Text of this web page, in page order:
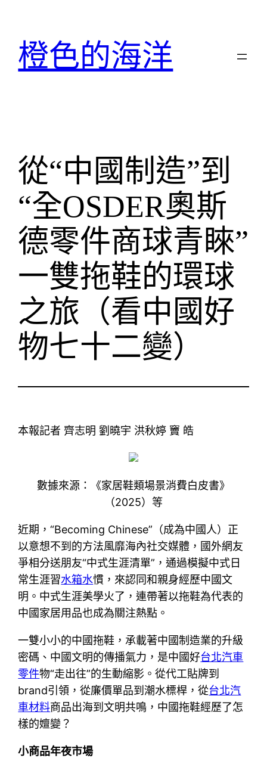
橙色的海洋
從“中國制造”到
“全OSDER奧斯
德零件商球青睞”
一雙拖鞋的環球
之旅（看中國好
物七十二變）
本報記者 齊志明 劉曉宇 洪秋婷 竇 皓
數據來源：《家居鞋類場景消費白皮書》
（2025）等
近期，“Becoming Chinese”（成為中國人）正
以意想不到的方法風靡海內社交媒體，國外網友
爭相分送朋友“中式生涯清單”，通過模擬中式日
常生涯習水箱水慣，來認同和親身經歷中國文
明。中式生涯美學火了，連帶著以拖鞋為代表的
中國家居用品也成為關注熱點。
一雙小小的中國拖鞋，承載著中國制造業的升級
密碼、中國文明的傳播氣力，是中國好台北汽車
零件物“走出往”的生動縮影。從代工貼牌到
brand引領，從廉價單品到潮水標桿，從台北汽
車材料商品出海到文明共鳴，中國拖鞋經歷了怎
樣的嬗變？
小商品年夜市場